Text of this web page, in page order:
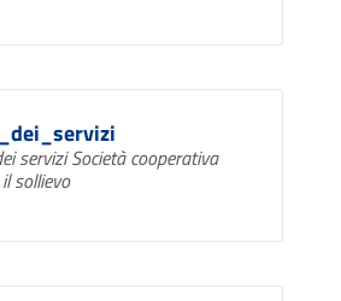
servizi Società cooperativa
sollievo